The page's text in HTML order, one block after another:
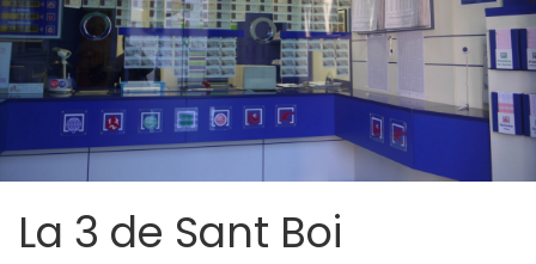
La 3 de Sant Boi